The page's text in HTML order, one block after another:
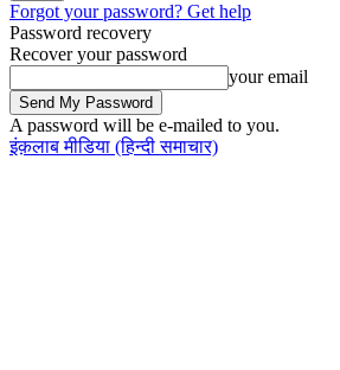
Forgot your password? Get help
Password recovery
Recover your password
your email
A password will be e-mailed to you.
इंक़लाब मीडिया (हिन्दी समाचार)